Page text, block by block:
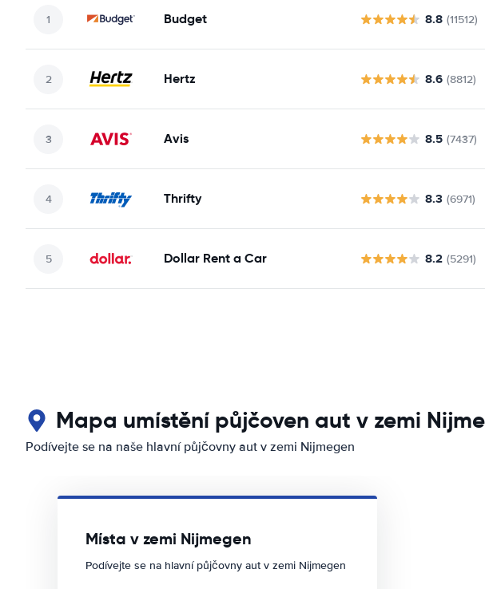
Budget 8.8 (11512)
Hertz 8.6 (8812)
Avis 8.5 (7437)
Thrifty 8.3 (6971)
Dollar Rent a Car 8.2 (5291)
Mapa umístění půjčoven aut v zemi
Podívejte se na naše hlavní půjčovny aut v zemi Nijmegen
Místa v zemi Nijmegen
Podívejte se na hlavní půjčovny aut v zemi Nijmegen